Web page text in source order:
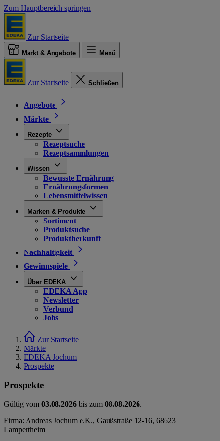
Zum Hauptbereich springen
Zur Startseite
Markt & Angebote Menü
Zur Startseite Schließen
Angebote
Märkte
Rezepte
Rezeptsuche
Rezeptsammlungen
Wissen
Bewusste Ernährung
Ernährungsformen
Lebensmittelwissen
Marken & Produkte
Sortiment
Produktsuche
Produktherkunft
Nachhaltigkeit
Gewinnspiele
Über EDEKA
EDEKA App
Newsletter
Verbund
Jobs
Zur Startseite
Märkte
EDEKA Jochum
Prospekte
Prospekte
Gültig vom 03.08.2026 bis zum 08.08.2026.
Firma: Andreas Jochum e.K., Gaußstraße 12-16, 68623
Lampertheim